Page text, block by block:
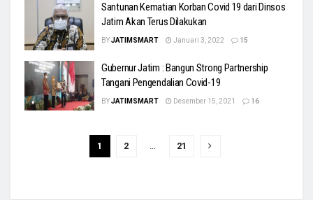
Santunan Kematian Korban Covid 19 dari Dinsos
Jatim Akan Terus Dilakukan
BYJATIMSMART Januari 3, 2022 15
Gubernur Jatim : Bangun Strong Partnership
Tangani Pengendalian Covid-19
BYJATIMSMART Desember 15, 2021 16
1 2 … 21